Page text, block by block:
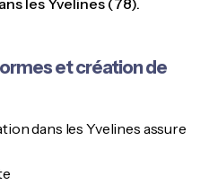
et création de
dans les Yvelines assure